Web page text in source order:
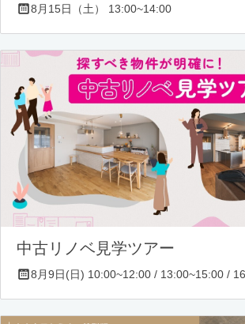
8月15日（土） 13:00~14:00
中古リノベ見学ツアー
8月9日(日) 10:00~12:00 / 13:00~15:00 /